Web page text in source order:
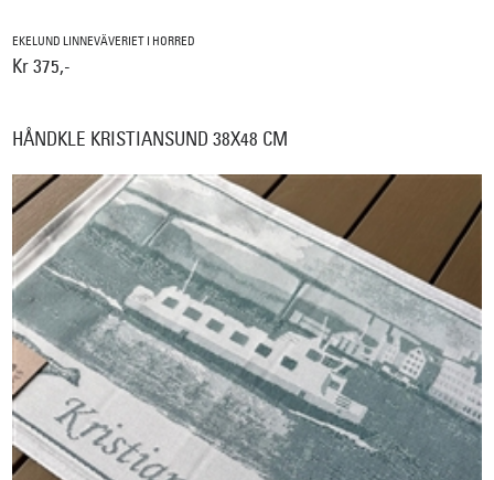
EKELUND LINNEVÄVERIET I HORRED
Kr 375,-
HÅNDKLE KRISTIANSUND 38X48 CM